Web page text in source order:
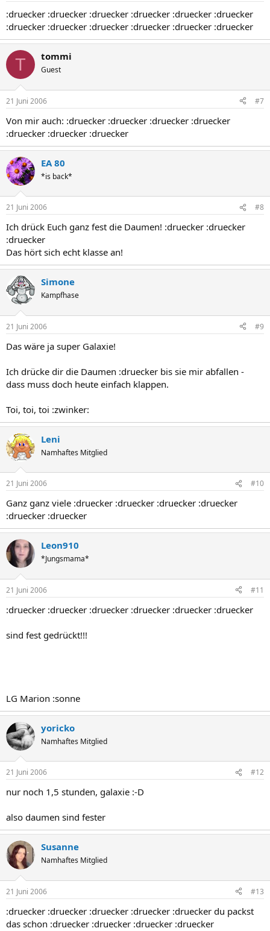
:druecker :druecker :druecker :druecker :druecker :druecker
:druecker :druecker :druecker :druecker :druecker :druecker
T tommi
Guest
21 Juni 2006 #7
Von mir auch: :druecker :druecker :druecker :druecker
:druecker :druecker :druecker
EA 80
*is back*
21 Juni 2006 #8
Ich drück Euch ganz fest die Daumen! :druecker :druecker
:druecker
Das hört sich echt klasse an!
Simone
Kampfhase
21 Juni 2006 #9
Das wäre ja super Galaxie!
Ich drücke dir die Daumen :druecker bis sie mir abfallen -
dass muss doch heute einfach klappen.
Toi, toi, toi :zwinker:
Leni
Namhaftes Mitglied
21 Juni 2006 #10
Ganz ganz viele :druecker :druecker :druecker :druecker
:druecker :druecker
Leon910
*Jungsmama*
21 Juni 2006 #11
:druecker :druecker :druecker :druecker :druecker :druecker
sind fest gedrückt!!!
LG Marion :sonne
yoricko
Namhaftes Mitglied
21 Juni 2006 #12
nur noch 1,5 stunden, galaxie :-D
also daumen sind fester
Susanne
Namhaftes Mitglied
21 Juni 2006 #13
:druecker :druecker :druecker :druecker :druecker du packst
das schon :druecker :druecker :druecker :druecker